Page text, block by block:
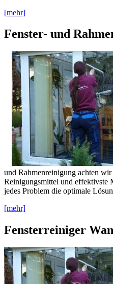
[mehr]
Fenster- und
und Rahmenreinigung achten
Reinigungsmittel und effektivste
jedes Problem die optimale
[mehr]
Fensterreiniger